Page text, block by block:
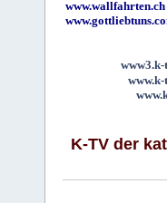
www.wallfahrten.ch
K-TV der